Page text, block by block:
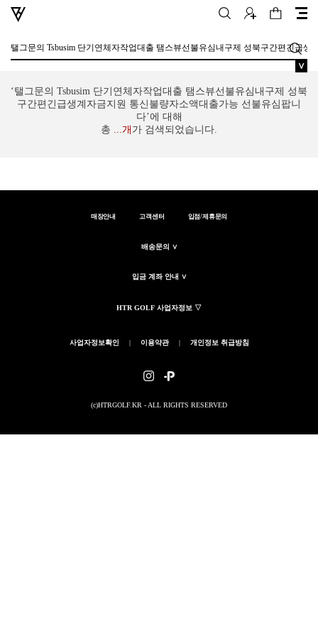
∨
‘탤그문의 Tsbusim 단기연체자작업대출 탬스뷰선불유심내구제 성북
구간편긴급생계자금지원 통신불량자소액대출가능 선불유심팝니
다’에 대해
총 ...개 가 검색되었습니다.
매장안내 고객센터 입점/제휴문의
배송문의 ∨
입금 계좌 안내 ∨
HTR GOLF 사업자정보 ▽
사업자정보확인 | 이용약관 | 개인정보 취급방침
(c)HTRGOLF.KR - ALL RIGHTS RESERVED